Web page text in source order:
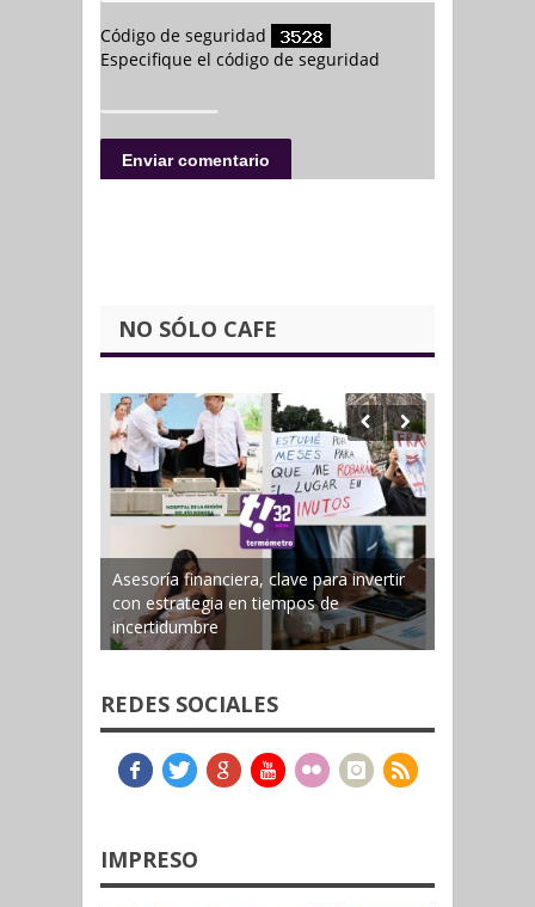
NO SÓLO CAFE
Asesoría financiera, clave para invertir
con estrategia en tiempos de
incertidumbre
REDES SOCIALES
IMPRESO